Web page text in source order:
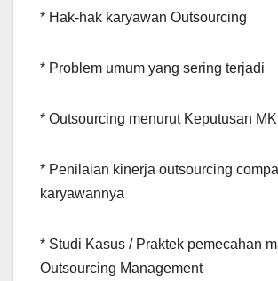
* Hak-hak karyawan Outsourcing
* Problem umum yang sering terjadi
* Outsourcing menurut Keputusan MK
* Penilaian kinerja outsourcing
karyawannya
* Studi Kasus / Praktek pemecahan
Outsourcing Management